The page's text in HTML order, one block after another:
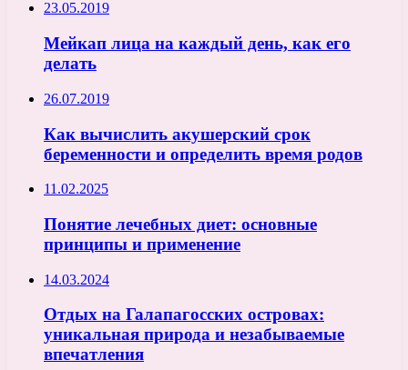
23.05.2019
Мейкап лица на каждый день, как его
делать
26.07.2019
Как вычислить акушерский срок
беременности и определить время родов
11.02.2025
Понятие лечебных диет: основные
принципы и применение
14.03.2024
Отдых на Галапагосских островах:
уникальная природа и незабываемые
впечатления